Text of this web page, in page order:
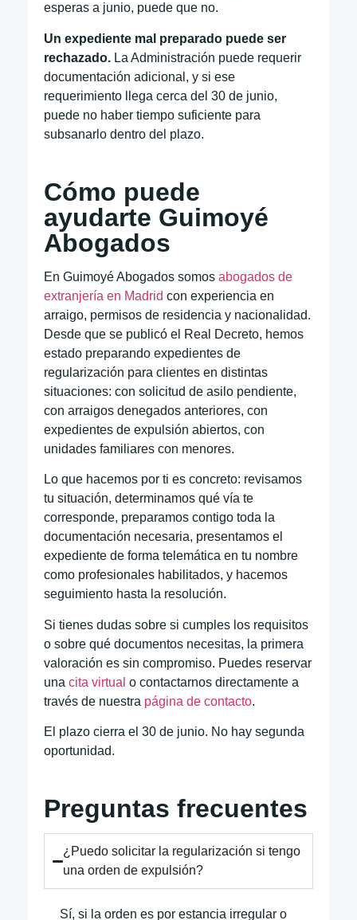
esperas a junio, puede que no.
Un expediente mal preparado puede ser
rechazado. La Administración puede requerir
documentación adicional, y si ese
requerimiento llega cerca del 30 de junio,
puede no haber tiempo suficiente para
subsanarlo dentro del plazo.
Cómo puede
ayudarte Guimoyé
Abogados
En Guimoyé Abogados somos abogados de
extranjería en Madrid con experiencia en
arraigo, permisos de residencia y nacionalidad.
Desde que se publicó el Real Decreto, hemos
estado preparando expedientes de
regularización para clientes en distintas
situaciones: con solicitud de asilo pendiente,
con arraigos denegados anteriores, con
expedientes de expulsión abiertos, con
unidades familiares con menores.
Lo que hacemos por ti es concreto: revisamos
tu situación, determinamos qué vía te
corresponde, preparamos contigo toda la
documentación necesaria, presentamos el
expediente de forma telemática en tu nombre
como profesionales habilitados, y hacemos
seguimiento hasta la resolución.
Si tienes dudas sobre si cumples los requisitos
o sobre qué documentos necesitas, la primera
valoración es sin compromiso. Puedes reservar
una cita virtual o contactarnos directamente a
través de nuestra página de contacto.
El plazo cierra el 30 de junio. No hay segunda
oportunidad.
Preguntas frecuentes
¿Puedo solicitar la regularización si tengo
una orden de expulsión?
Sí, si la orden es por estancia irregular o